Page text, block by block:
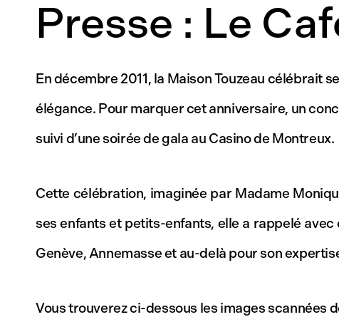
Presse : Le
En décembre 2011, la Maison Touzeau célébrait
élégance. Pour marquer cet anniversaire, un
suivi d’une soirée de gala au Casino de Montreux.
Cette célébration, imaginée par Madame
ses enfants et petits-enfants, elle a rappelé avec
Genève, Annemasse et au-delà pour son
Vous trouverez ci-dessous les images scannées